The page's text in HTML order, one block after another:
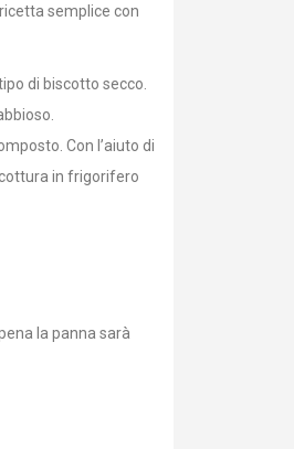
semplice con
di biscotto secco.
Con l’aiuto di
in frigorifero
la panna sarà